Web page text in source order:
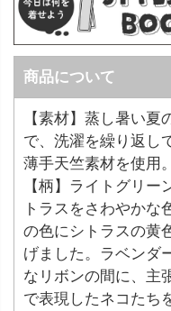
商品について
【素材】蒸し暑い
で、洗濯を繰り返し
薄手天竺素材を使用。
【柄】ライトグリ
トラスをさわやかな
の色にシトラスの黄
げました。ラベンダ
なリボンの間に、主
で表現したネコたち